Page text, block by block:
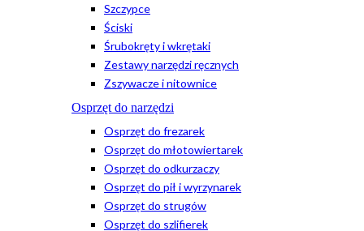
Szczypce
Ściski
Śrubokręty i wkrętaki
Zestawy narzędzi ręcznych
Zszywacze i nitownice
Osprzęt do narzędzi
Osprzęt do frezarek
Osprzęt do młotowiertarek
Osprzęt do odkurzaczy
Osprzęt do pił i wyrzynarek
Osprzęt do strugów
Osprzęt do szlifierek